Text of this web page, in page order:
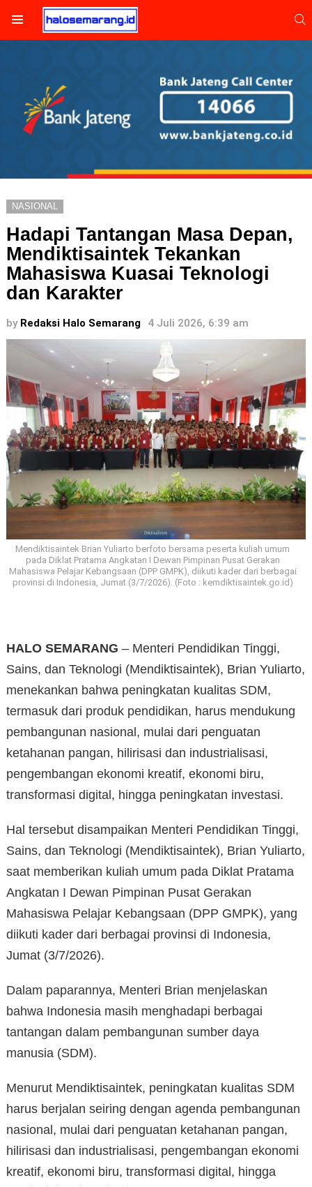
NASIONAL
Hadapi Tantangan Masa Depan,
Mendiktisaintek Tekankan
Mahasiswa Kuasai Teknologi
dan Karakter
by Redaksi Halo Semarang 4 Juli 2026, 6:39 am
Mendiktisaintek Brian Yuliarto berfoto bersama peserta kuliah umum
pada Diklat Pratama Angkatan I Dewan Pimpinan Pusat Gerakan
Mahasiswa Pelajar Kebangsaan (DPP GMPK), diikuti kader dari berbagai
provinsi di Indonesia, Jumat (3/7/2026). (Foto : kemdiktisaintek.go.id)
HALO SEMARANG – Menteri Pendidikan Tinggi,
Sains, dan Teknologi (Mendiktisaintek), Brian Yuliarto,
menekankan bahwa peningkatan kualitas SDM,
termasuk dari produk pendidikan, harus mendukung
pembangunan nasional, mulai dari penguatan
ketahanan pangan, hilirisasi dan industrialisasi,
pengembangan ekonomi kreatif, ekonomi biru,
transformasi digital, hingga peningkatan investasi.
Hal tersebut disampaikan Menteri Pendidikan Tinggi,
Sains, dan Teknologi (Mendiktisaintek), Brian Yuliarto,
saat memberikan kuliah umum pada Diklat Pratama
Angkatan I Dewan Pimpinan Pusat Gerakan
Mahasiswa Pelajar Kebangsaan (DPP GMPK), yang
diikuti kader dari berbagai provinsi di Indonesia,
Jumat (3/7/2026).
Dalam paparannya, Menteri Brian menjelaskan
bahwa Indonesia masih menghadapi berbagai
tantangan dalam pembangunan sumber daya
manusia (SDM).
Menurut Mendiktisaintek, peningkatan kualitas SDM
harus berjalan seiring dengan agenda pembangunan
nasional, mulai dari penguatan ketahanan pangan,
hilirisasi dan industrialisasi, pengembangan ekonomi
kreatif, ekonomi biru, transformasi digital, hingga